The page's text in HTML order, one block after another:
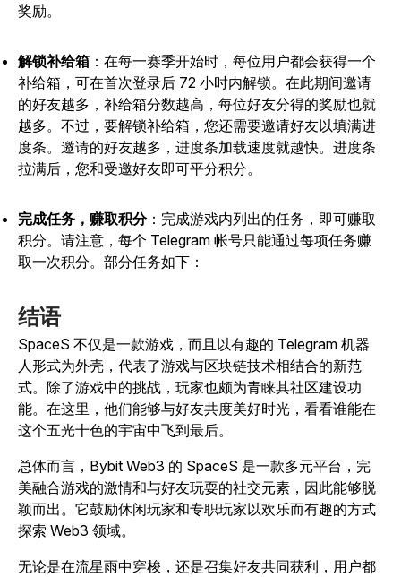
奖励。
解锁补给箱 ：在每一赛季开始时，每位用户都会获得一个
补给箱，可在首次登录后 72 小时内解锁。在此期间邀请
的好友越多，补给箱分数越高，每位好友分得的奖励也就
越多。不过，要解锁补给箱，您还需要邀请好友以填满进
度条。邀请的好友越多，进度条加载速度就越快。进度条
拉满后，您和受邀好友即可平分积分。
完成任务，赚取积分：完成游戏内列出的任务，即可赚取
积分。请注意，每个 Telegram 帐号只能通过每项任务赚
取一次积分。部分任务如下：
结语
SpaceS 不仅是一款游戏，而且以有趣的 Telegram 机器
人形式为外壳，代表了游戏与区块链技术相结合的新范
式。除了游戏中的挑战，玩家也颇为青睐其社区建设功
能。在这里，他们能够与好友共度美好时光，看看谁能在
这个五光十色的宇宙中飞到最后。
总体而言，Bybit Web3 的 SpaceS 是一款多元平台，完
美融合游戏的激情和与好友玩耍的社交元素，因此能够脱
颖而出。它鼓励休闲玩家和专职玩家以欢乐而有趣的方式
探索 Web3 领域。
无论是在流星雨中穿梭，还是召集好友共同获利，用户都